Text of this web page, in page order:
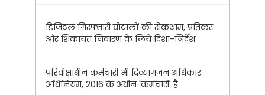
डिजिटल गिरफ्तारी घोटालों की रोकथाम, प्रतिकर
और शिकायत निवारण के लिये दिशा-निर्देश
परिवीक्षाधीन कर्मचारी भी दिव्यांगजन अधिकार
अधिनियम, 2016 के अधीन 'कर्मचारी' है